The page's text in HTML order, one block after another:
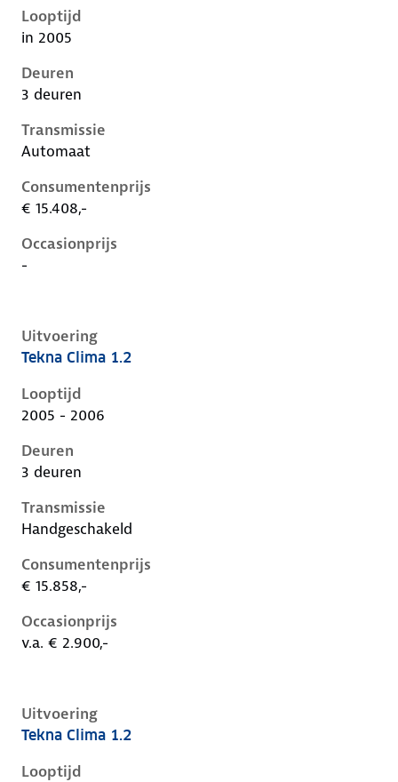
Looptijd
in 2005
Deuren
3 deuren
Transmissie
Automaat
Consumentenprijs
€ 15.408,-
Occasionprijs
-
Uitvoering
Nissan Micra iii-k12-1e-facelift, 1.2, 59 kW, Benzine,
Tekna Clima 1.2
Looptijd
2005 - 2006
Deuren
3 deuren
Transmissie
Handgeschakeld
Consumentenprijs
€ 15.858,-
Occasionprijs
v.a. € 2.900,-
Uitvoering
Nissan Micra iii-k12-1e-facelift, 1.2, 59 kW, Benzine,
Tekna Clima 1.2
Looptijd